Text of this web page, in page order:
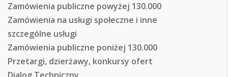
Zamówienia publiczne powyżej 130.000
Zamówienia na usługi społeczne i inne
szczególne usługi
Zamówienia publiczne poniżej 130.000
Przetargi, dzierżawy, konkursy ofert